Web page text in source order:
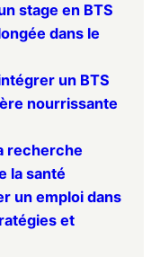
stage en BTS
dans le
un BTS
nourrissante
recherche
la santé
un emploi dans
et